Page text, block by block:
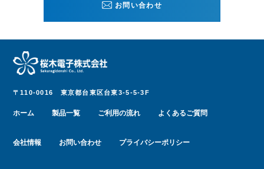
お問い合わせ
〒110-0016 東京都台東区台東3-5-5-3F
ホーム 製品一覧 ご利用の流れ よくあるご質問
会社情報 お問い合わせ プライバシーポリシー